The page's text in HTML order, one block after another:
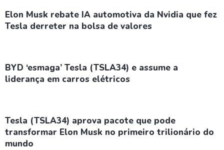
Elon Musk rebate IA automotiva da Nvidia que fez
Tesla derreter na bolsa de valores
BYD ‘esmaga’ Tesla (TSLA34) e assume a
liderança em carros elétricos
Tesla (TSLA34) aprova pacote que pode
transformar Elon Musk no primeiro trilionário do
mundo